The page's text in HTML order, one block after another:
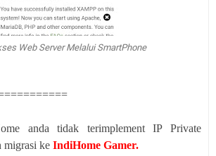
Web Server Melalui SmartPhone
anda tidak terimplement IP Private
migrasi ke IndiHome Gamer.